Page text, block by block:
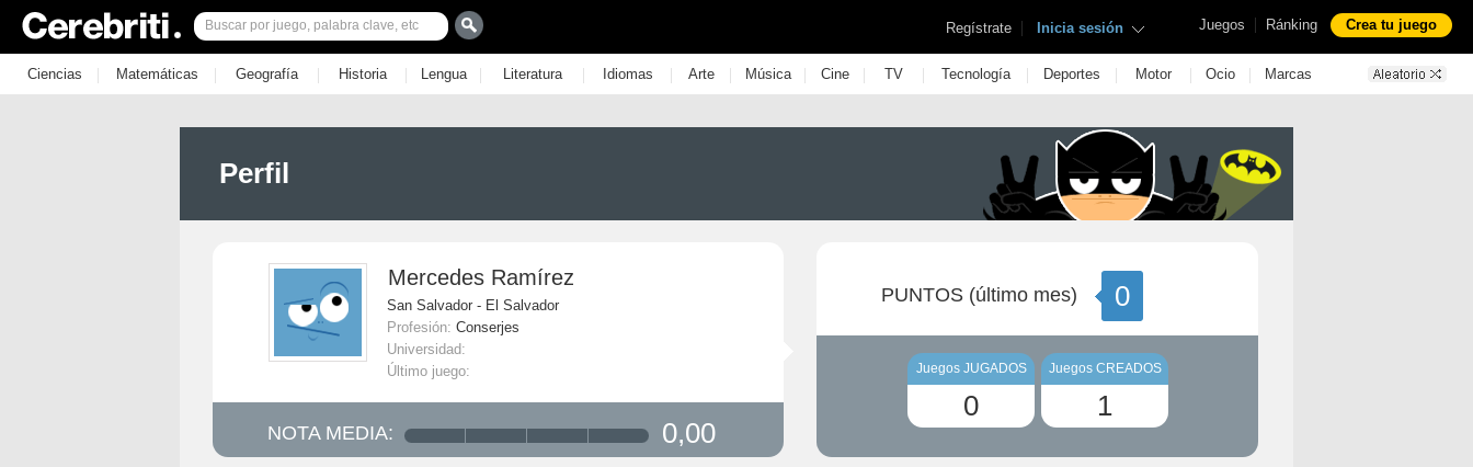
Juegos | Ránking Crea tu juego
Regístrate | Inicia sesión
Ciencias | Matemáticas | Geografía | Historia | Lengua | Literatura | Idiomas | Arte | Música | Cine | TV | Tecnología | Deportes | Motor | Ocio | Marcas
Perfil
Mercedes Ramírez
San Salvador - El Salvador
Profesión: Conserjes
Universidad:
Último juego:
NOTA MEDIA: 0,00
PUNTOS (último mes) 0
Juegos JUGADOS
0
Juegos CREADOS
1